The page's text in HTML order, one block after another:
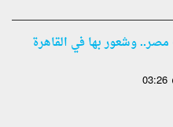
وشعور بها في القاهرة
03:26